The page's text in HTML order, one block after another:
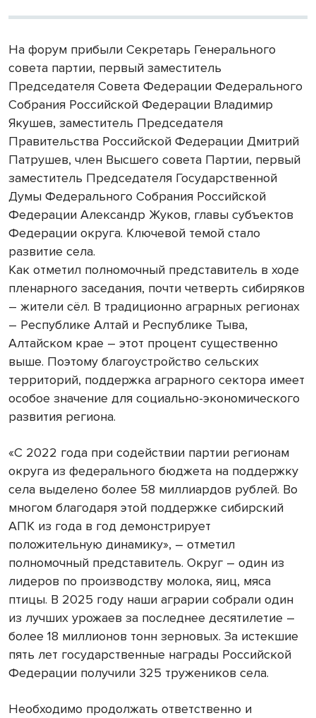
На форум прибыли Секретарь Генерального
совета партии, первый заместитель
Председателя Совета Федерации Федерального
Собрания Российской Федерации Владимир
Якушев, заместитель Председателя
Правительства Российской Федерации Дмитрий
Патрушев, член Высшего совета Партии, первый
заместитель Председателя Государственной
Думы Федерального Собрания Российской
Федерации Александр Жуков, главы субъектов
Федерации округа. Ключевой темой стало
развитие села.
Как отметил полномочный представитель в ходе
пленарного заседания, почти четверть сибиряков
– жители сёл. В традиционно аграрных регионах
– Республике Алтай и Республике Тыва,
Алтайском крае – этот процент существенно
выше. Поэтому благоустройство сельских
территорий, поддержка аграрного сектора имеет
особое значение для социально-экономического
развития региона.
«С 2022 года при содействии партии регионам
округа из федерального бюджета на поддержку
села выделено более 58 миллиардов рублей. Во
многом благодаря этой поддержке сибирский
АПК из года в год демонстрирует
положительную динамику», – отметил
полномочный представитель. Округ – один из
лидеров по производству молока, яиц, мяса
птицы. В 2025 году наши аграрии собрали один
из лучших урожаев за последнее десятилетие –
более 18 миллионов тонн зерновых. За истекшие
пять лет государственные награды Российской
Федерации получили 325 тружеников села.
Необходимо продолжать ответственно и